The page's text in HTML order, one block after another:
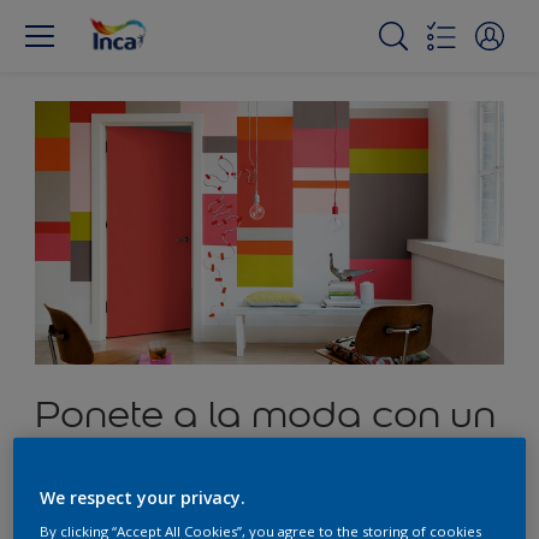
Ponete a la moda con un
We respect your privacy.
By clicking “Accept All Cookies”, you agree to the storing of cookies